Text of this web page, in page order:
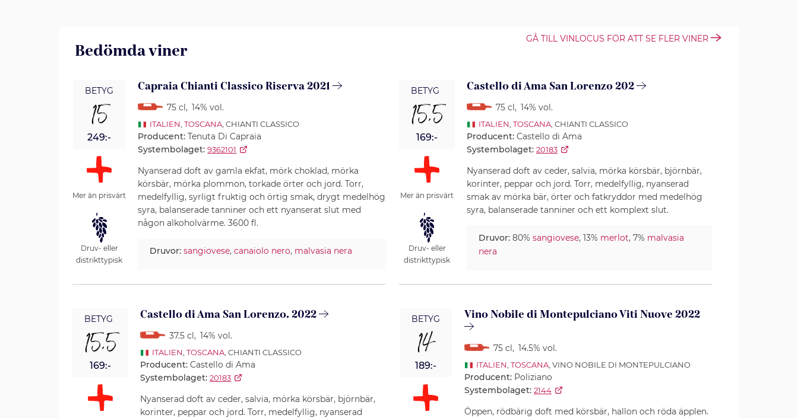
Bedömda viner
GÅ TILL VINLOCUS FÖR ATT SE FLER VINER
BETYG
15
249:-
Mer än prisvärt
Druv- eller
distrikttypisk
Capraia Chianti Classico Riserva 2021
75 cl, 14% vol.
ITALIEN ,TOSCANA , CHIANTI CLASSICO
Producent:Tenuta Di Capraia
Systembolaget: 9362101
Nyanserad doft av gamla ekfat, mörk choklad, mörka
körsbär, mörka plommon, torkade örter och jord. Torr,
medelfyllig, syrligt fruktig och örtig smak, drygt medelhög
syra, balanserade tanniner och ett nyanserat slut med
någon alkoholvärme. 3600 fl.
Druvor: sangiovese,canaiolo nero, malvasia nera
BETYG
15,5
169:-
Mer än prisvärt
Druv- eller
distrikttypisk
Castello di Ama San Lorenzo 202
75 cl, 14% vol.
ITALIEN TOSCANA, CHIANTI CLASSICO
Producent: Castello di Ama
Systembolaget: 20183
Nyanserad doft av ceder, salvia, mörka körsbär, björnbär,
korinter, peppar och jord. Torr, medelfyllig, nyanserad
smak av mörka bär, örter och fatkryddor med medelhög
syra, balanserade tanniner och ett komplext slut.
Druvor: 80% sangiovese, 13% merlot, 7% malvasia
nera
BETYG
15,5
169:-
Castello di Ama San Lorenzo. 2022
37.5 cl, 14% vol.
ITALIEN ,TOSCANA , CHIANTI CLASSICO
Producent:Castello di Ama
Systembolaget: 20183
Nyanserad doft av ceder, salvia, mörka körsbär, björnbär,
korinter, peppar och jord. Torr, medelfyllig, nyanserad
BETYG
14
189:-
Vino Nobile di Montepulciano Viti Nuove 2022
75 cl, 14.5% vol.
ITALIEN TOSCANA, VINO NOBILE DI MONTEPULCIANO
Producent: Poliziano
Systembolaget: 2144
Öppen, rödbärig doft med körsbär, hallon och röda äpplen.